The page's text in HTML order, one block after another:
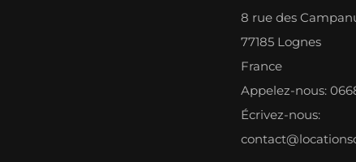
8 rue des
77185 Lognes
France
Appelez-nous:
Écrivez-nous: